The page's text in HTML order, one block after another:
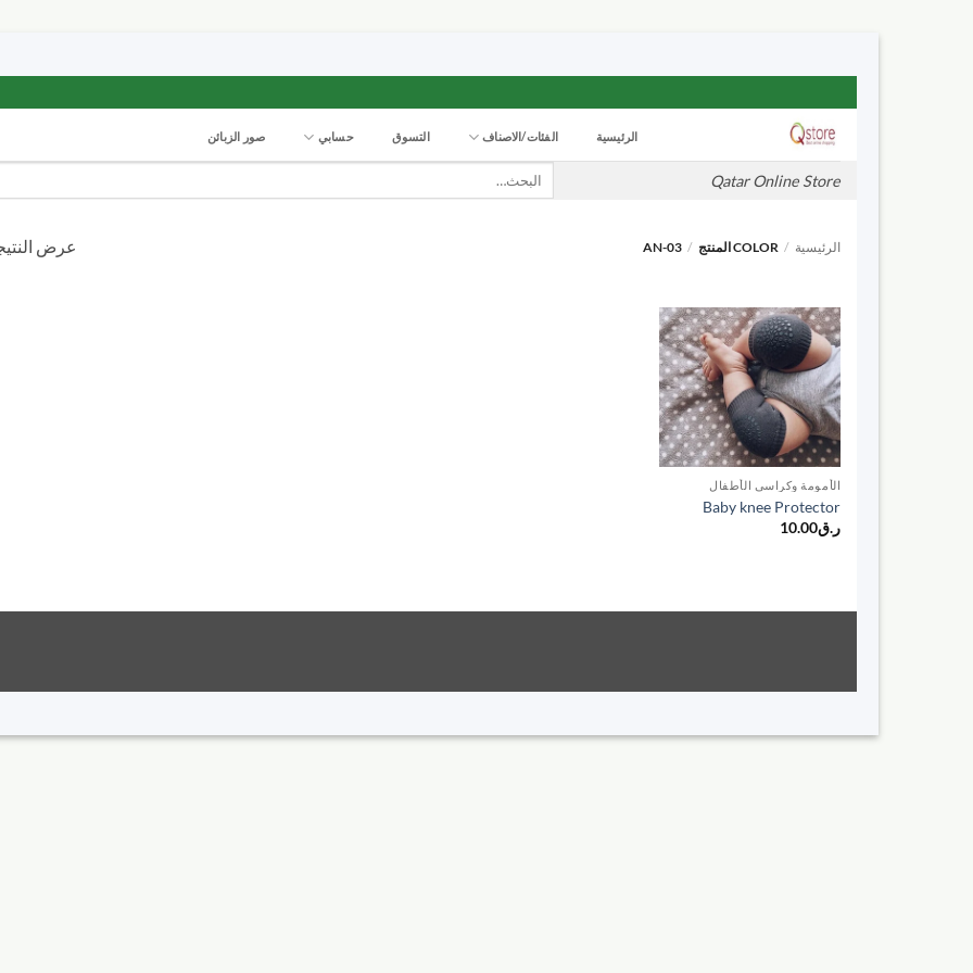
للمحتوى
Qatar Online Store
الرئيسية الفئات/الاصناف التسوق حسابي صور الزبائن
بحث
الرئيسية / COLOR المنتج /
AN-03 عرض
الأمومة وكراسي الأطفال
Baby knee Protector
ر.ق10.00